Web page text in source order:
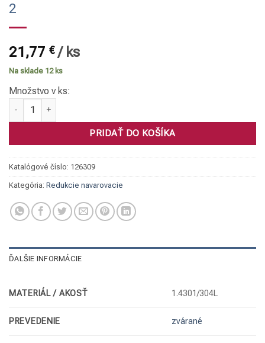
2
21,77 €/ ks
Na sklade 12 ks
Množstvo v ks:
množstvo Redukcia centr., 1.4301/304L 204/154 x 2
PRIDAŤ DO KOŠÍKA
Katalógové číslo: 126309
Kategória: Redukcie navarovacie
ĎALŠIE INFORMÁCIE
MATERIÁL / AKOSŤ 1.4301/304L
PREVEDENIE zvárané